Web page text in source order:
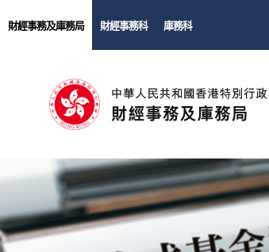
財經事務及庫務局 財經事務科 庫務科